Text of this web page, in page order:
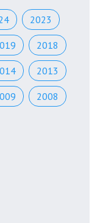
2023
2018
2013
2008